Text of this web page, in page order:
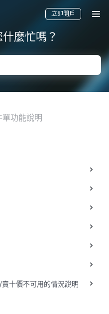
服務
立即開戶
麼忙嗎？
功能說明
十價不可用的情況說明